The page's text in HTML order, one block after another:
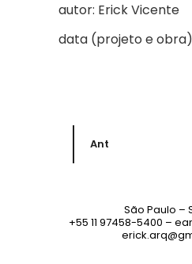
autor: Erick Vicente
data (projeto e
Ant
São Paulo –
+55 11 97458-5400 –